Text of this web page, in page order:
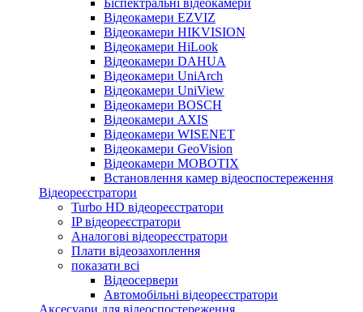
Відеокамери EZVIZ
Відеокамери HIKVISION
Відеокамери HiLook
Відеокамери DAHUA
Відеокамери UniArch
Відеокамери UniView
Відеокамери BOSCH
Відеокамери AXIS
Відеокамери WISENET
Відеокамери GeoVision
Відеокамери MOBOTIX
Встановлення камер відеоспостереження
Відеореєстратори
Turbo HD відеореєстратори
IP відеореєстратори
Аналогові відеореєстратори
Плати відеозахоплення
показати всі
Відеосервери
Автомобільні відеореєстратори
Аксесуари для відеоспостереження